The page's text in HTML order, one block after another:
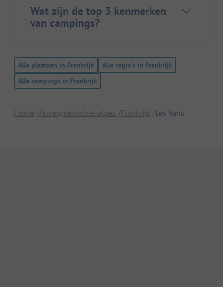
Wat zijn de top 3 kenmerken
van campings?
Alle plaatsen in Frankrijk
Alle regio's in Frankrijk
Alle campings in Frankrijk
Home Auvergne-rhône-alpes Frankrijk Les Vans